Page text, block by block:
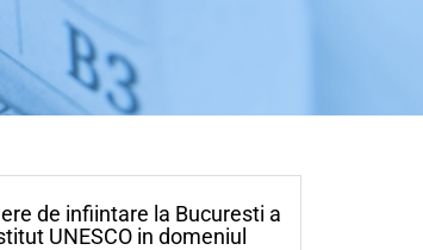
de infiintare la Bucuresti a
UNESCO in domeniul